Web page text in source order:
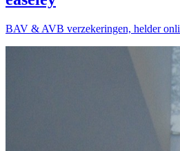
BAV & AVB verzekeringen, helder